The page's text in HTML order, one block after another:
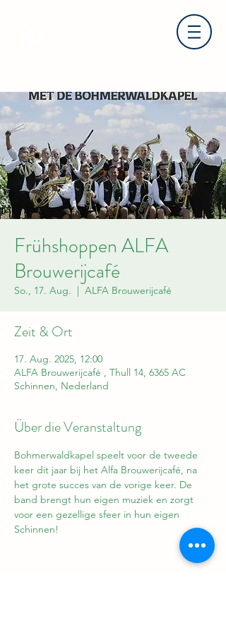
Frühshoppen ALFA
Brouwerijcafé
So., 17. Aug.
  |
ALFA Brouwerijcafé
Zeit & Ort
17. Aug. 2025, 12:00
ALFA Brouwerijcafé , Thull 14, 6365 AC
Schinnen, Nederland
Über die Veranstaltung
Bohmerwaldkapel speelt voor de tweede
keer dit jaar bij het Alfa Brouwerijcafé, na
het grote succes van de vorige keer. De
band brengt hun eigen muziek en zorgt
voor een gezellige sfeer in hun eigen
Schinnen!